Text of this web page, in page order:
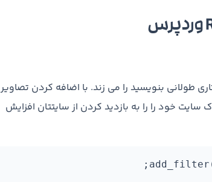
بنویسید را می زند. با اضافه کردن تصاویر
خود را را به بازدید کردن از سایتتان افزایش